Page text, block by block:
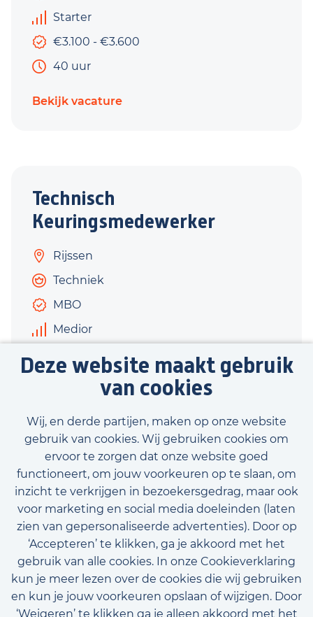
Deze website maakt gebruik
van cookies
Wij, en derde partijen, maken op onze website
gebruik van cookies. Wij gebruiken cookies om
ervoor te zorgen dat onze website goed
functioneert, om jouw voorkeuren op te slaan, om
inzicht te verkrijgen in bezoekersgedrag, maar ook
voor marketing en social media doeleinden (laten
zien van gepersonaliseerde advertenties). Door op
‘Accepteren’ te klikken, ga je akkoord met het
gebruik van alle cookies. In onze Cookieverklaring
kun je meer lezen over de cookies die wij gebruiken
en kun je jouw voorkeuren opslaan of wijzigen. Door
‘Weigeren’ te klikken ga je alleen akkoord met het
Starter
€3.100 - €3.600
40 uur
Bekijk vacature
Technisch
Keuringsmedewerker
Rijssen
Techniek
MBO
Medior
€3.400 - €3.800
Bekijk vacature
Bekijk onze beschikbare vacatures